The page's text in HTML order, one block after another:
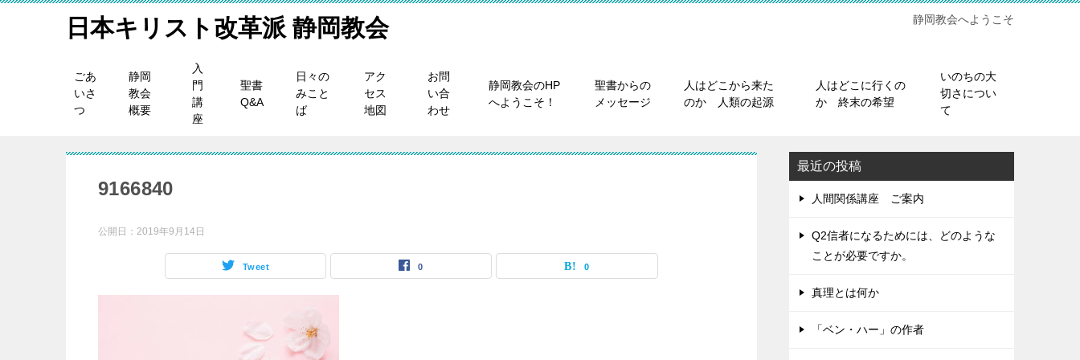
日本キリスト改革派 静岡教会 静岡教会へようこそ
ごあ
いさ
つ
静岡
教会
概要
入
門
講
座
聖書
Q&A
日々の
みこと
ば
アク
セス
地図
お問
い合
わせ
静岡教会のHP
へようこそ！
聖書からの
メッセージ
人はどこから来た
のか 人類の起源
人はどこに行くの
か 終末の希望
いのちの大
切さについ
て
9166840
公開日： 2019年9月14日
Tweet 0 0
最近の投稿
人間関係講座 ご案内
Q2信者になるためには、どのような
ことが必要ですか。
真理とは何か
「ベン・ハー」の作者